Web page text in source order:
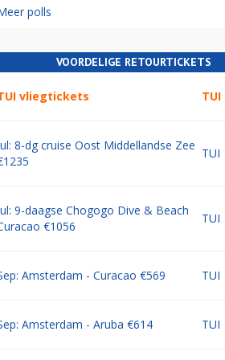
polls
VOORDELIGE RETOURTICKETS
vliegtickets TUI
8-dg cruise Oost Middellandse Zee
TUI
9-daagse Chogogo Dive & Beach
€1056
TUI
Amsterdam - Curacao €569 TUI
Amsterdam - Aruba €614 TUI